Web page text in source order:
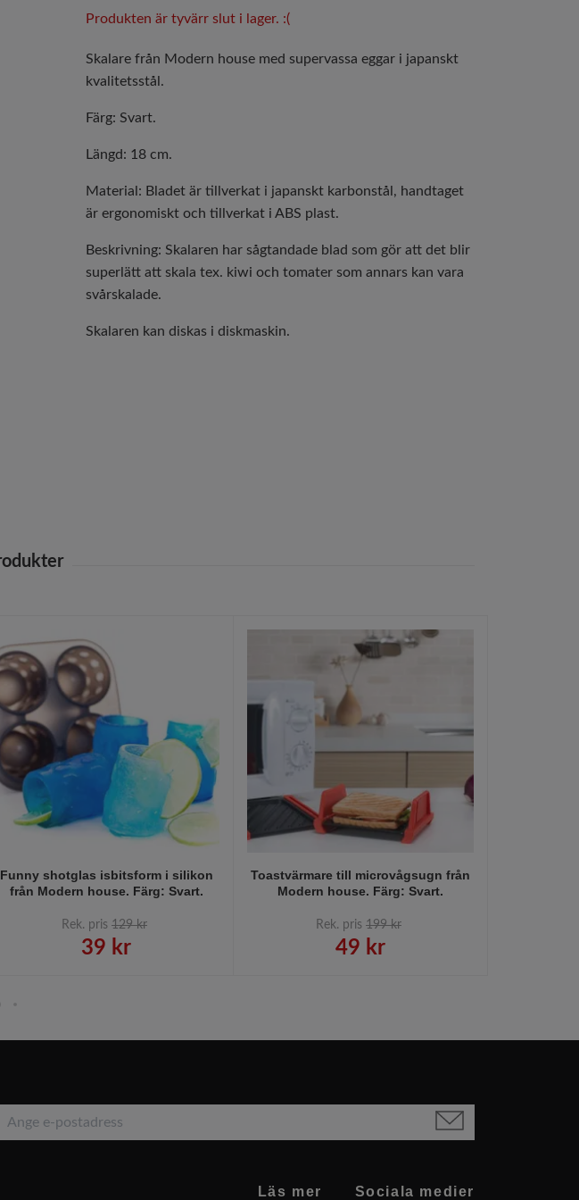
Produkten är tyvärr slut i lager. :(
Skalare från Modern house med supervassa eggar i japanskt
kvalitetsstål.
Färg: Svart.
Längd: 18 cm.
Material: Bladet är tillverkat i japanskt karbonstål, handtaget
är ergonomiskt och tillverkat i ABS plast.
Beskrivning: Skalaren har sågtandade blad som gör att det blir
superlätt att skala tex. kiwi och tomater som annars kan vara
svårskalade.
Skalaren kan diskas i diskmaskin.
Funny shotglas isbitsform i silikon
från Modern house. Färg: Svart.
Rek. pris 129 kr
39 kr
Toastvärmare till microvågsugn från
Modern house. Färg: Svart.
Rek. pris 199 kr
49 kr
Läs mer Sociala medier